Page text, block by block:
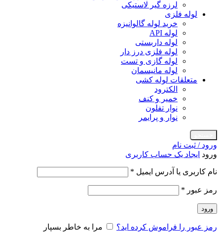
لرزه گیر لاستیکی
لوله فلزی
خرید لوله گالوانیزه
لوله API
لوله داربستی
لوله فلزی درز دار
لوله گازی و تست
لوله مانیسمان
متعلقات لوله کشی
الکترود
خمیر و کنف
نوار تفلون
نوار و پرایمر
ورود / ثبت نام
ورود ایجاد یک حساب کاربری
نام کاربری یا آدرس ایمیل *
رمز عبور *
ورود
رمز عبور را فراموش کرده اید؟ مرا به خاطر بسپار